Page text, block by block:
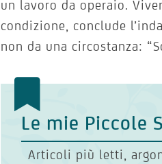
un lavoro da operaio.
condizione, conclude
non da una circostanza:
Le mie Piccole
Articoli più letti,